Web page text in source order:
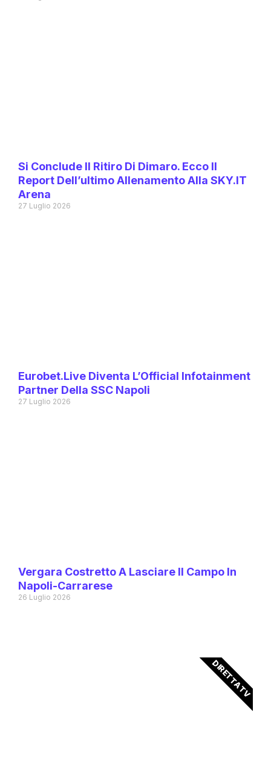
Si Conclude Il Ritiro Di Dimaro. Ecco Il
Report Dell’ultimo Allenamento Alla SKY.IT
Arena
27 Luglio 2026
Eurobet.live Diventa L’Official Infotainment
Partner Della SSC Napoli
27 Luglio 2026
Vergara Costretto A Lasciare Il Campo In
Napoli-Carrarese
26 Luglio 2026
DIRETTA TV